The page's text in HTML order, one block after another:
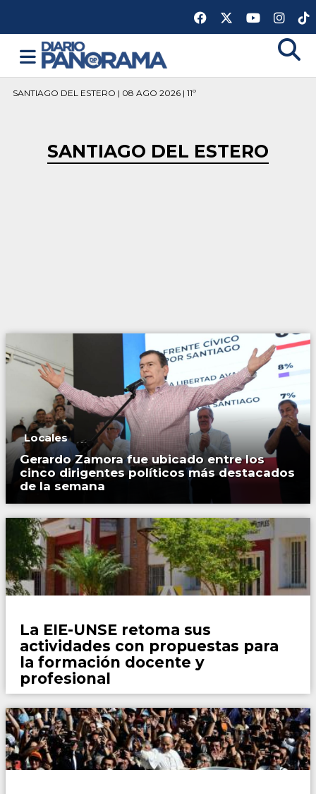
SANTIAGO DEL ESTERO | 08 AGO 2026 | 11º
SANTIAGO DEL ESTERO
Locales
Gerardo Zamora fue ubicado entre los
cinco dirigentes políticos más destacados
de la semana
La EIE-UNSE retoma sus
actividades con propuestas para
la formación docente y
profesional